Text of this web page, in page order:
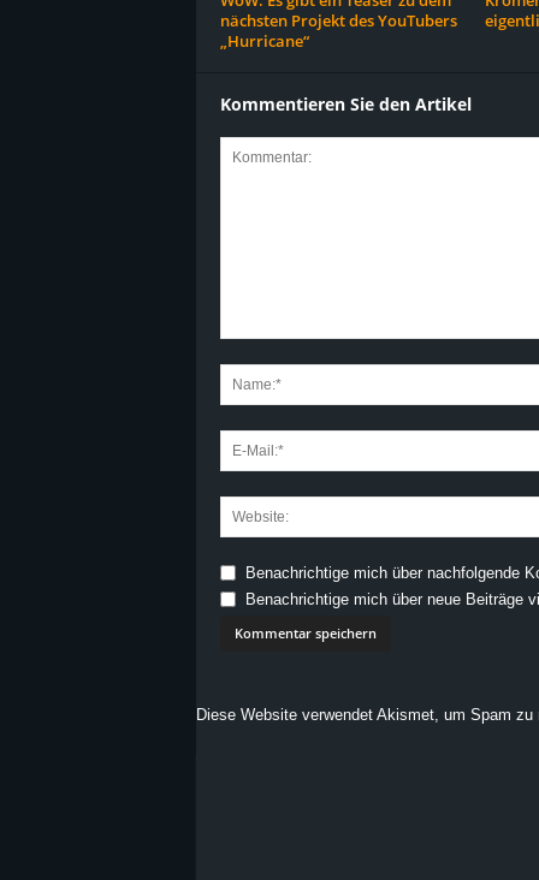
nächsten Projekt des YouTubers
„Hurricane“
Kommentieren Sie den Artikel
Benachrichtige mich über nachfolgende
Benachrichtige mich über neue Beiträge
Diese Website verwendet Akismet, um Spam zu